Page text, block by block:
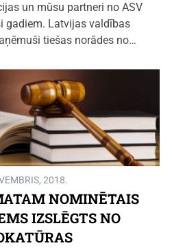
un mūsu partneri no ASV
gadiem. Latvijas valdības
tiešas norādes no…
2018.
NOMINĒTAIS
IZSLĒGTS NO